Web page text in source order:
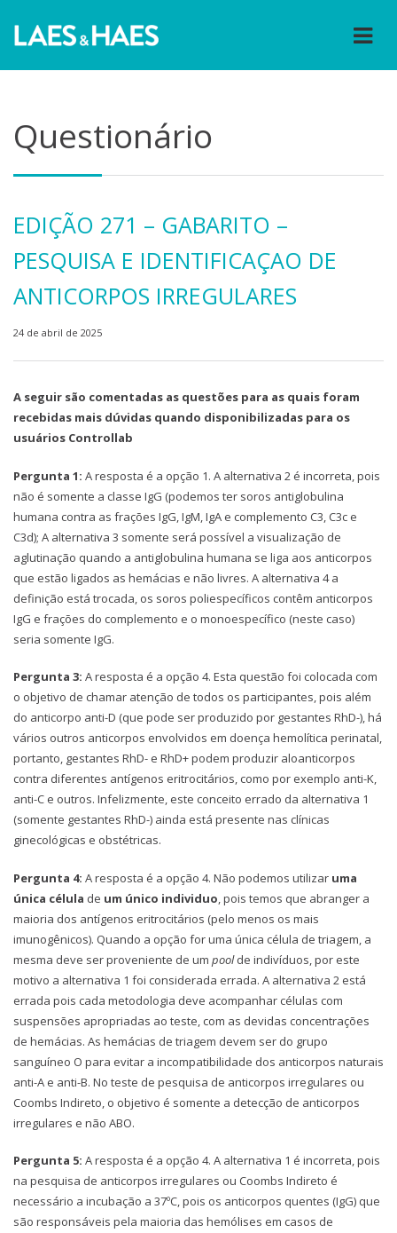
Questionário
EDIÇÃO 271 – GABARITO –
PESQUISA E IDENTIFICAÇAO DE
ANTICORPOS IRREGULARES
24 de abril de 2025
A seguir são comentadas as questões para as quais foram
recebidas mais dúvidas quando disponibilizadas para os
usuários Controllab
Pergunta 1: A resposta é a opção 1. A alternativa 2 é incorreta, pois
não é somente a classe IgG (podemos ter soros antiglobulina
humana contra as frações IgG, IgM, IgA e complemento C3, C3c e
C3d); A alternativa 3 somente será possível a visualização de
aglutinação quando a antiglobulina humana se liga aos anticorpos
que estão ligados as hemácias e não livres. A alternativa 4 a
definição está trocada, os soros poliespecíficos contêm anticorpos
IgG e frações do complemento e o monoespecífico (neste caso)
seria somente IgG.
Pergunta 3: A resposta é a opção 4. Esta questão foi colocada com
o objetivo de chamar atenção de todos os participantes, pois além
do anticorpo anti-D (que pode ser produzido por gestantes RhD-), há
vários outros anticorpos envolvidos em doença hemolítica perinatal,
portanto, gestantes RhD- e RhD+ podem produzir aloanticorpos
contra diferentes antígenos eritrocitários, como por exemplo anti-K,
anti-C e outros. Infelizmente, este conceito errado da alternativa 1
(somente gestantes RhD-) ainda está presente nas clínicas
ginecológicas e obstétricas.
Pergunta 4: A resposta é a opção 4. Não podemos utilizar uma
única célula de um único individuo, pois temos que abranger a
maioria dos antígenos eritrocitários (pelo menos os mais
imunogênicos). Quando a opção for uma única célula de triagem, a
mesma deve ser proveniente de um poolde indivíduos, por este
motivo a alternativa 1 foi considerada errada. A alternativa 2 está
errada pois cada metodologia deve acompanhar células com
suspensões apropriadas ao teste, com as devidas concentrações
de hemácias. As hemácias de triagem devem ser do grupo
sanguíneo O para evitar a incompatibilidade dos anticorpos naturais
anti-A e anti-B. No teste de pesquisa de anticorpos irregulares ou
Coombs Indireto, o objetivo é somente a detecção de anticorpos
irregulares e não ABO.
Pergunta 5: A resposta é a opção 4. A alternativa 1 é incorreta, pois
na pesquisa de anticorpos irregulares ou Coombs Indireto é
necessário a incubação a 37ºC, pois os anticorpos quentes (IgG) que
são responsáveis pela maioria das hemólises em casos de